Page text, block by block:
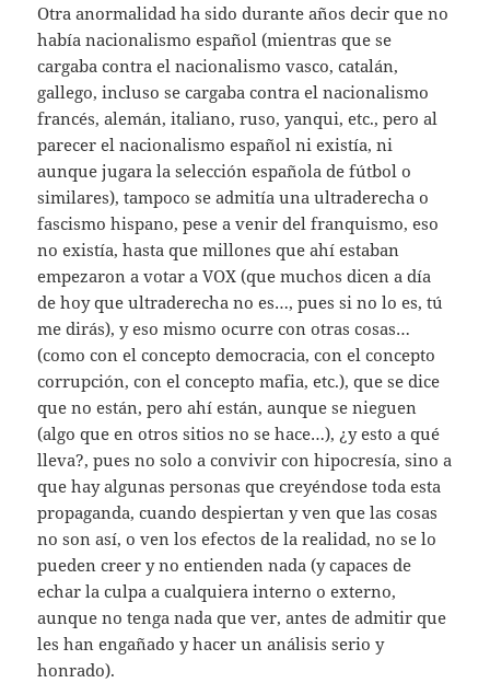
Otra anormalidad ha sido durante años decir que no
había nacionalismo español (mientras que se
cargaba contra el nacionalismo vasco, catalán,
gallego, incluso se cargaba contra el nacionalismo
francés, alemán, italiano, ruso, yanqui, etc., pero al
parecer el nacionalismo español ni existía, ni
aunque jugara la selección española de fútbol o
similares), tampoco se admitía una ultraderecha o
fascismo hispano, pese a venir del franquismo, eso
no existía, hasta que millones que ahí estaban
empezaron a votar a VOX (que muchos dicen a día
de hoy que ultraderecha no es…, pues si no lo es, tú
me dirás), y eso mismo ocurre con otras cosas…
(como con el concepto democracia, con el concepto
corrupción, con el concepto mafia, etc.), que se dice
que no están, pero ahí están, aunque se nieguen
(algo que en otros sitios no se hace…), ¿y esto a qué
lleva?, pues no solo a convivir con hipocresía, sino a
que hay algunas personas que creyéndose toda esta
propaganda, cuando despiertan y ven que las cosas
no son así, o ven los efectos de la realidad, no se lo
pueden creer y no entienden nada (y capaces de
echar la culpa a cualquiera interno o externo,
aunque no tenga nada que ver, antes de admitir que
les han engañado y hacer un análisis serio y
honrado).